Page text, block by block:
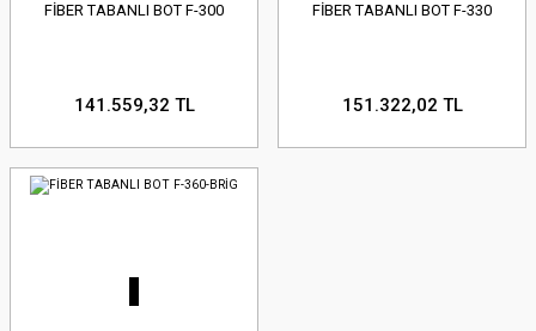
FİBER TABANLI BOT F-300
141.559,32 TL
FİBER TABANLI BOT F-330
151.322,02 TL